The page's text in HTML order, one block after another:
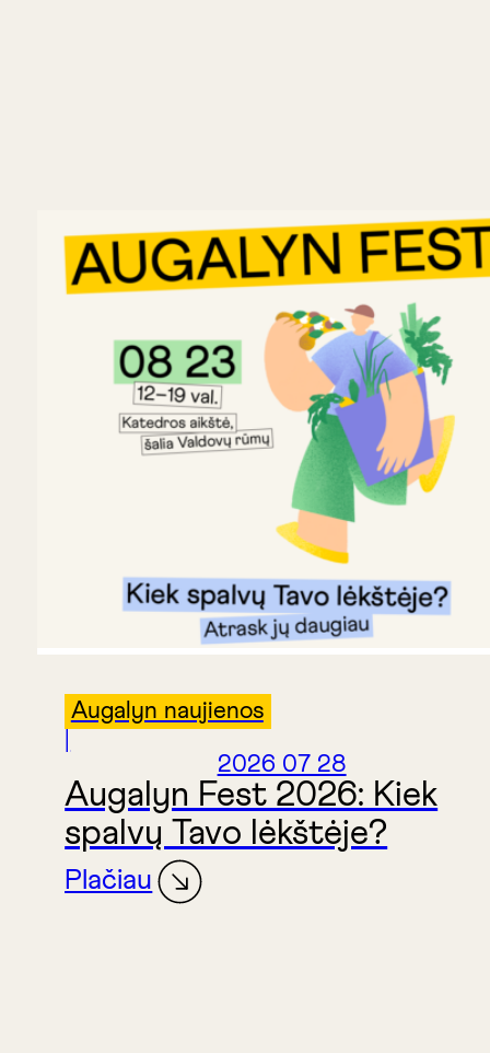
Augalyn naujienos
2026 07 28
Augalyn Fest 2026: Kiek
spalvų Tavo lėkštėje?
Plačiau